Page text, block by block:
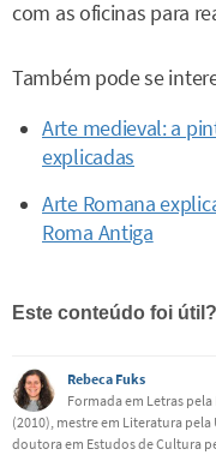
com as oficinas para
Também pode se
Arte medieval: a
explicadas
Arte Romana
Roma Antiga
Este conteúdo foi útil?
Este conteúdo contém
Este conteúdo não
Rebeca Fuks
Formada em Letras
(2010), mestre em Literatura
doutora em Estudos de Cultura